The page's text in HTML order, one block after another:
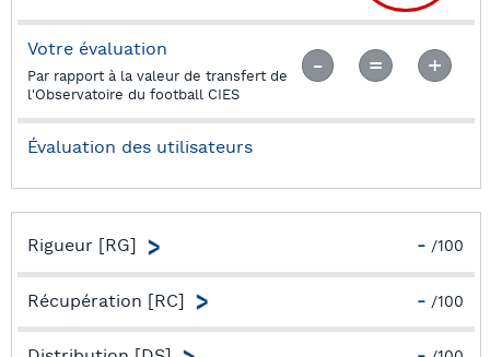
Votre évaluation
Par rapport à la valeur de transfert de
l'Observatoire du football CIES
Évaluation des utilisateurs
Rigueur [RG] - /100
Capacité à minimiser les chances des adversaires par
une forte présence dans les duels
Récupération [RC] - /100
Capacité à minimiser les chances des adversaires par un
bon travail d’interception